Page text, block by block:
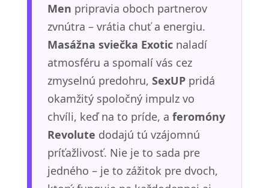
Men pripravia oboch partnerov
zvnútra – vrátia chuť a energiu.
Masážna sviečka Exotic naladí
atmosféru a spomalí vás cez
zmyselnú predohru, SexUP pridá
okamžitý spoločný impulz vo
chvíli, keď na to príde, a feromóny
Revolute dodajú tú vzájomnú
príťažlivosť. Nie je to sada pre
jedného – je to zážitok pre dvoch,